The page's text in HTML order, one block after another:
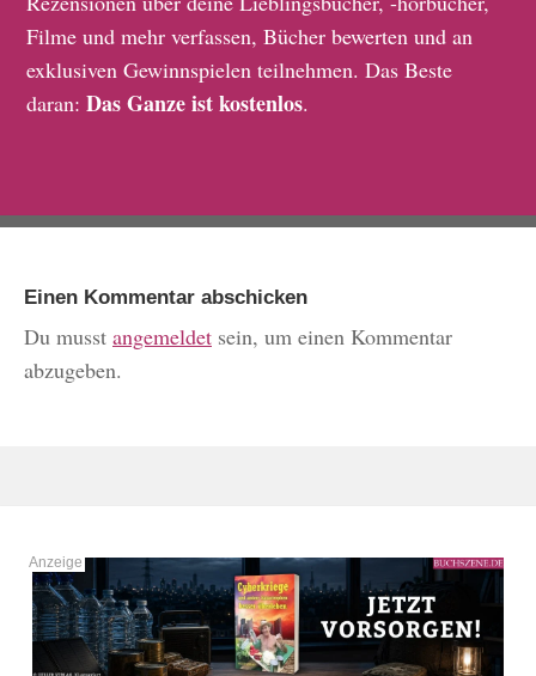
Filme und mehr verfassen, Bücher bewerten und an
exklusiven Gewinnspielen teilnehmen. Das Beste
daran:Das Ganze ist kostenlos.
Einen Kommentar abschicken
Du musst angemeldet sein, um einen Kommentar
abzugeben.